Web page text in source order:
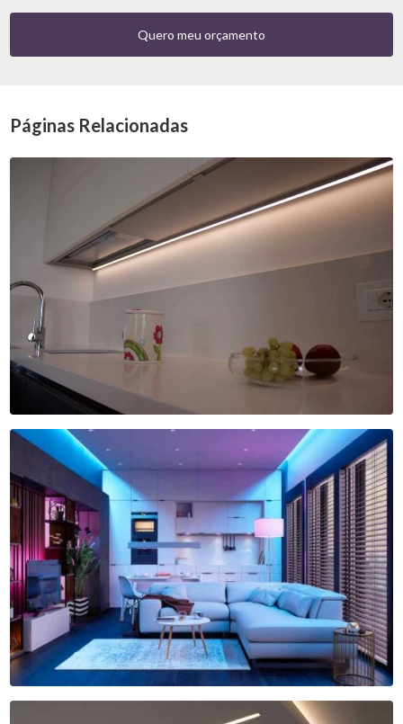
Quero meu orçamento
Páginas Relacionadas